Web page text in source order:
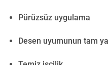
Pürüzsüz uygulama
Desen uyumunun tam